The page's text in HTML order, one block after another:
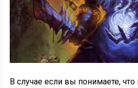
В случае если вы понимаете,